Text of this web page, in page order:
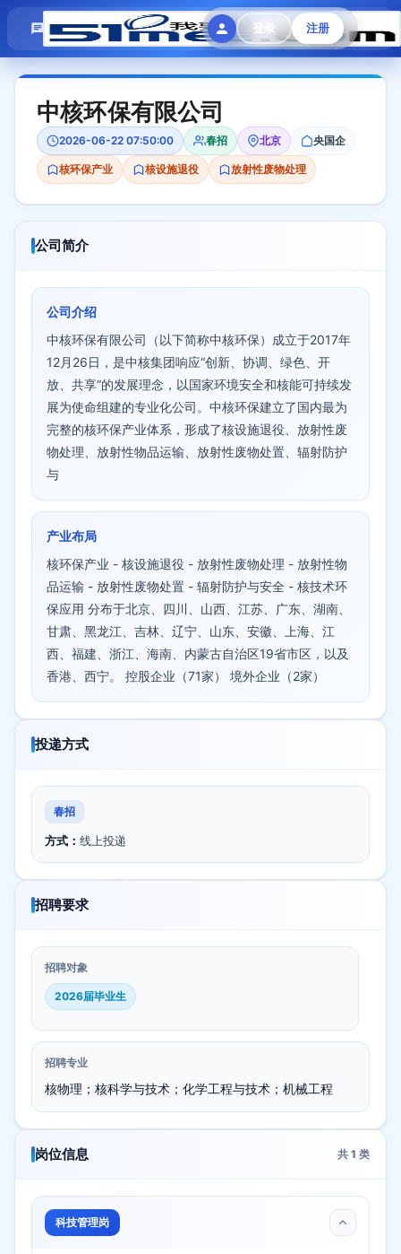
登录 注册
模拟面试 题目大全 招聘中心 会员专区
中核环保有限公司
2026-06-22 07:50:00 春招 北京 央国企
核环保产业 核设施退役 放射性废物处理
公司简介
公司介绍
中核环保有限公司（以下简称中核环保）成立于2017年
12月26日，是中核集团响应“创新、协调、绿色、开
放、共享”的发展理念，以国家环境安全和核能可持续发
展为使命组建的专业化公司。中核环保建立了国内最为
完整的核环保产业体系，形成了核设施退役、放射性废
物处理、放射性物品运输、放射性废物处置、辐射防护
与
产业布局
核环保产业 - 核设施退役 - 放射性废物处理 - 放射性物
品运输 - 放射性废物处置 - 辐射防护与安全 - 核技术环
保应用 分布于北京、四川、山西、江苏、广东、湖南、
甘肃、黑龙江、吉林、辽宁、山东、安徽、上海、江
西、福建、浙江、海南、内蒙古自治区19省市区，以及
香港、西宁。 控股企业（71家） 境外企业（2家）
投递方式
春招
方式： 线上投递
招聘要求
招聘对象
2026届毕业生
招聘专业
核物理；核科学与技术；化学工程与技术；机械工程
岗位信息 共 1 类
科技管理岗